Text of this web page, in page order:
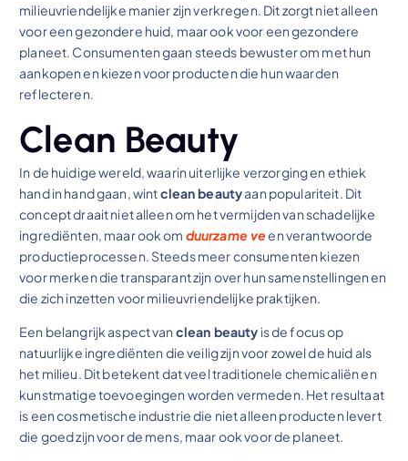
milieuvriendelijke manier zijn verkregen. Dit zorgt niet alleen
voor een gezondere huid, maar ook voor een gezondere
planeet. Consumenten gaan steeds bewuster om met hun
aankopen en kiezen voor producten die hun waarden
reflecteren.
Clean Beauty
In de huidige wereld, waarin uiterlijke verzorging en ethiek
hand in hand gaan, wintclean beautyaan populariteit. Dit
concept draait niet alleen om het vermijden van schadelijke
ingrediënten, maar ook om duurzame veen verantwoorde
productieprocessen. Steeds meer consumenten kiezen
voor merken die transparant zijn over hun samenstellingen en
die zich inzetten voor milieuvriendelijke praktijken.
Een belangrijk aspect vanclean beauty is de focus op
natuurlijke ingrediënten die veilig zijn voor zowel de huid als
het milieu. Dit betekent dat veel traditionele chemicaliën en
kunstmatige toevoegingen worden vermeden. Het resultaat
is een cosmetische industrie die niet alleen producten levert
die goed zijn voor de mens, maar ook voor de planeet.